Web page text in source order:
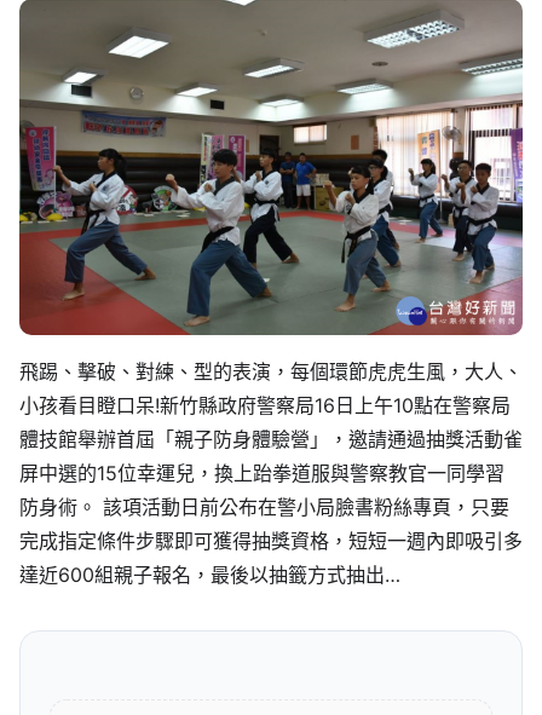
飛踢、擊破、對練、型的表演，每個環節虎虎生風，大人、
小孩看目瞪口呆!新竹縣政府警察局16日上午10點在警察局
體技館舉辦首屆「親子防身體驗營」，邀請通過抽獎活動雀
屏中選的15位幸運兒，換上跆拳道服與警察教官一同學習
防身術。 該項活動日前公布在警小局臉書粉絲專頁，只要
完成指定條件步驟即可獲得抽獎資格，短短一週內即吸引多
達近600組親子報名，最後以抽籤方式抽出…